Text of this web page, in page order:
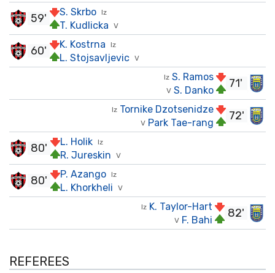
Iz
S. Skrbo
V
T. Kudlicka
59'
Iz
K. Kostrna
V
L. Stojsavljevic
60'
71'
Iz S. Ramos
V S. Danko
72'
Iz Tornike Dzotsenidze
V Park Tae-rang
Iz
L. Holik
V
R. Jureskin
80'
Iz
P. Azango
V
L. Khorkheli
80'
82'
Iz K. Taylor-Hart
V F. Bahi
REFEREES